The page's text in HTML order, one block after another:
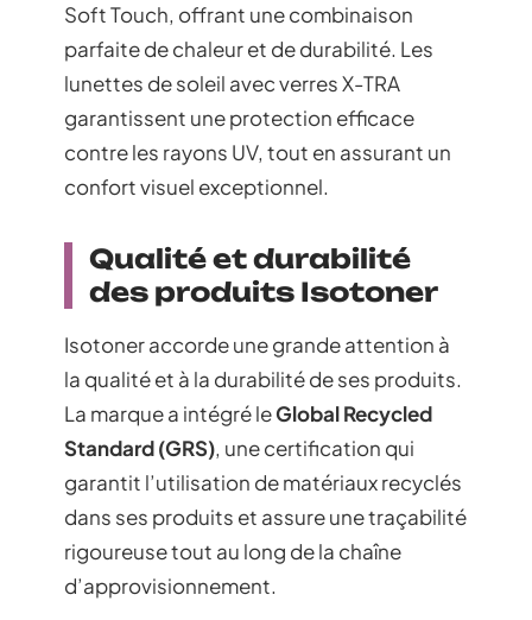
Soft Touch, offrant une combinaison
parfaite de chaleur et de durabilité. Les
lunettes de soleil avec verres X-TRA
garantissent une protection efficace
contre les rayons UV, tout en assurant un
confort visuel exceptionnel.
Qualité et durabilité
des produits Isotoner
Isotoner accorde une grande attention à
la qualité et à la durabilité de ses produits.
La marque a intégré leGlobal Recycled
Standard (GRS), une certification qui
garantit l’utilisation de matériaux recyclés
dans ses produits et assure une traçabilité
rigoureuse tout au long de la chaîne
d’approvisionnement.